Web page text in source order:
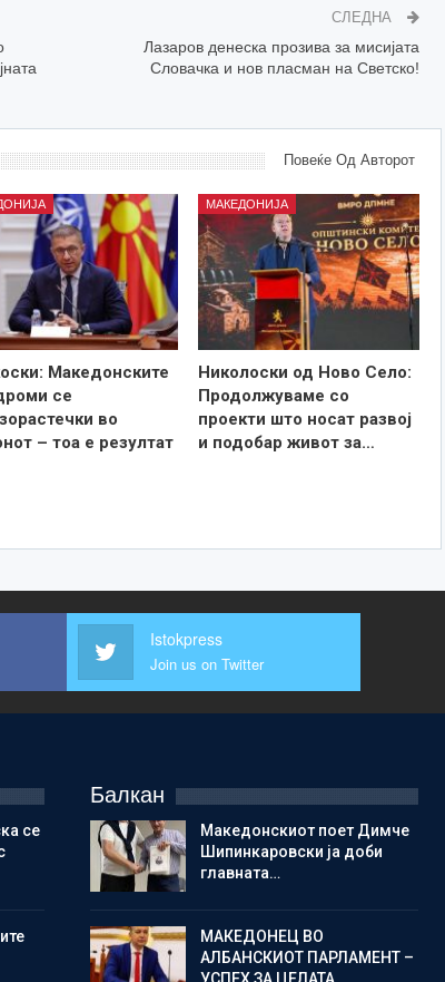
СЛЕДНА
Лазаров денеска прозива за мисијата
Словачка и нов пласман на Светско!
Повеќе Од Авторот
Македонските
се
во
– тоа е резултат
МАКЕДОНИЈА
Николоски од Ново Село:
Продолжуваме со
проекти што носат развој
и подобар живот за…
Istokpress
Join us on Twitter
се
Балкан
Македонскиот поет Димче
Шипинкаровски ја доби
главната…
МАКЕДОНЕЦ ВО
АЛБАНСКИОТ ПАРЛАМЕНТ –
УСПЕХ ЗА ЦЕЛАТА…